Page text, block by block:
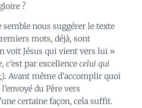
?
nous suggérer le texte
mots, déjà, sont
voit Jésus qui vient vers lui »
c’est par excellence celui qui
Avant même d’accomplir quoi
du Père vers
certaine façon, cela suffit.